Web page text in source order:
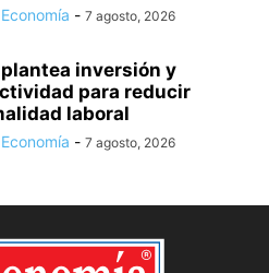
- 7 agosto, 2026
plantea inversión y
para reducir
laboral
- 7 agosto, 2026